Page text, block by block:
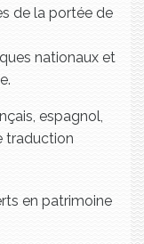
de la portée de
nationaux et
espagnol,
traduction
en patrimoine